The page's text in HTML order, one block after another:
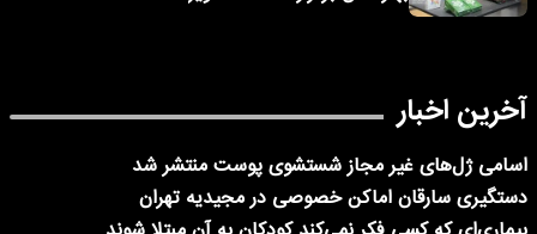
آخرین اخبار
اسامی ژل‌های غیر مجاز شستشوی پوست منتشر شد
دستگیری سارقان اماکن خصوصی در مجیدیه تهران